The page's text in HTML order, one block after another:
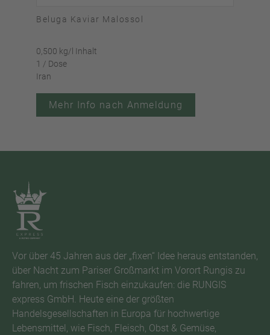
Beluga Kaviar Malossol
0,500 kg/l Inhalt
1 / Dose
Iran
Mehr Info nach Anmeldung
Vor über 45 Jahren aus der „fixen“ Idee heraus entstanden,
über Nacht zum Pariser Großmarkt im Vorort Rungis zu
fahren, um frischen Fisch einzukaufen: die RUNGIS
express GmbH. Heute eine der größten
Handelsgesellschaften in Europa für hochwertige
Lebensmittel, wie Fisch, Fleisch, Obst & Gemüse,